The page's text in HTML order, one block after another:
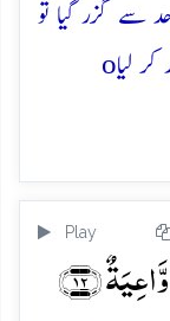
سے گزر گیا تو
لیاo
Play
﴿۱۲﴾